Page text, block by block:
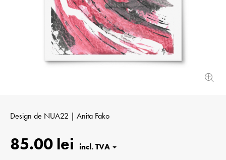
Design de NUA22 | Anita Fako
85.00 lei